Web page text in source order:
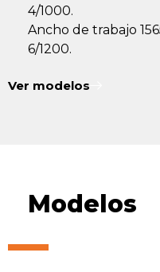
4/1000.
Ancho de trabajo
6/1200.
Ver modelos
Modelos